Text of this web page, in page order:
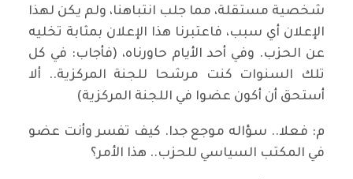
شخصية مستقلة، مما جلب انتباهنا، ولم يكن لهذا
الإعلان أي سبب، فاعتبرنا هذا الإعلان بمثابة تخليه
عن الحزب. وفي أحد الأيام حاورناه، (فأجاب: في كل
تلك السنوات كنت مرشحا للجنة المركزية.. ألا
أستحق أن أكون عضوا في اللجنة المركزية)
م: فعلا.. سؤاله موجع جدا. كيف تفسر وأنت عضو
في المكتب السياسي للحزب.. هذا الأمر؟